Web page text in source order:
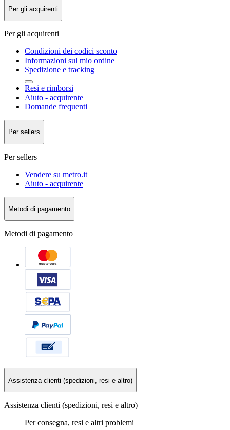
Per gli acquirenti
Per gli acquirenti
Condizioni dei codici sconto
Informazioni sul mio ordine
Spedizione e tracking
Resi e rimborsi
Aiuto - acquirente
Domande frequenti
Per sellers
Per sellers
Vendere su metro.it
Aiuto - acquirente
Metodi di pagamento
Metodi di pagamento
Assistenza clienti (spedizioni, resi e altro)
Assistenza clienti (spedizioni, resi e altro)
Per consegna, resi e altri problemi